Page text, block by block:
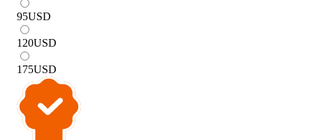
95USD
120USD
175USD